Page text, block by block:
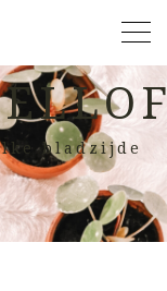
bladzijde